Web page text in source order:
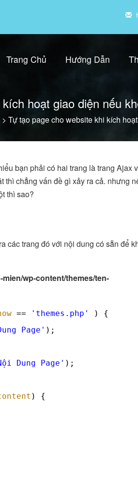
Trang Chủ Hướng Dẫn
hoạt giao diện nếu
> Tự tạo page cho website khi kích
bạn phải có hai trang là trang Ajax
thì chẳng vấn đề gì xảy ra cả. nhưng
thì sao?
các trang đó với nội dung có sẵn để
mien/wp-content/themes/ten-
== 'themes.php'
) {
Page' );
Dung Page' );
) {